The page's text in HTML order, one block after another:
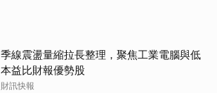
季線震盪量縮拉長整理，聚焦工業電腦與低
本益比財報優勢股
財訊快報